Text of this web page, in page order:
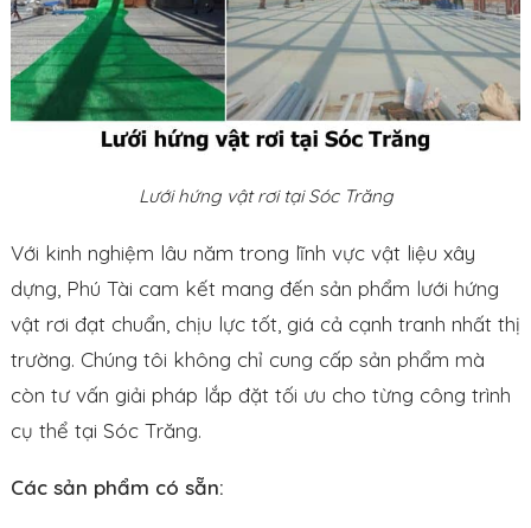
Lưới hứng vật rơi tại Sóc Trăng
Với kinh nghiệm lâu năm trong lĩnh vực vật liệu xây
dựng, Phú Tài cam kết mang đến sản phẩm lưới hứng
vật rơi đạt chuẩn, chịu lực tốt, giá cả cạnh tranh nhất thị
trường. Chúng tôi không chỉ cung cấp sản phẩm mà
còn tư vấn giải pháp lắp đặt tối ưu cho từng công trình
cụ thể tại Sóc Trăng.
Các sản phẩm có sẵn: